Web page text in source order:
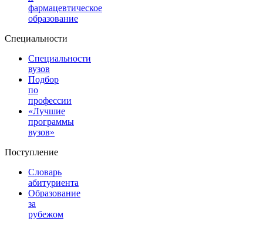
фармацевтическое
образование
Специальности
Специальности
вузов
Подбор
по
профессии
«Лучшие
программы
вузов»
Поступление
Словарь
абитуриента
Образование
за
рубежом